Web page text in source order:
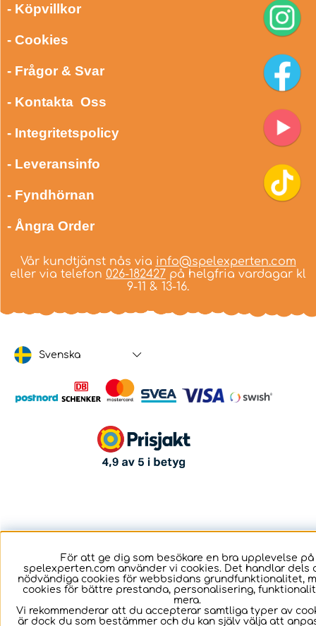
- Köpvillkor
- Cookies
- Frågor & Svar
- Kontakta Oss
- Integritetspolicy
- Leveransinfo
- Fyndhörnan
- Ångra Order
Vår kundtjänst nås via info@spelexperten.com
eller via telefon 026-182427 på helgfria vardagar kl
9-11 & 13-16.
Svenska
För att ge dig som besökare en bra upplevelse på
spelexperten.com använder vi cookies. Det handlar dels
nödvändiga cookies för webbsidans grundfunktionalitet,
cookies för bättre prestanda, personalisering,
mera.
Vi rekommenderar att du accepterar samtliga typer av
är dock du som bestämmer och du kan själv välja att